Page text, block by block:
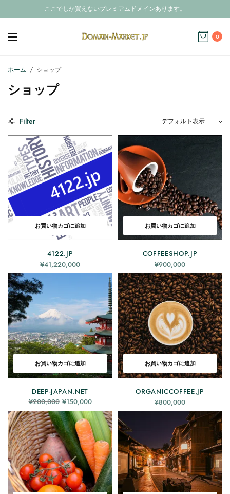
ここでしか買えないプレミアムドメインあります。
0
ホーム / ショップ
ショップ
Filter
お買い物カゴに追加
4122.JP
¥41,220,000
お買い物カゴに追加
COFFEESHOP.JP
¥900,000
お買い物カゴに追加
DEEP-JAPAN.NET
¥200,000 元の価格
は
¥200,000
でした。
¥150,000
格は
¥150,000
です。
お買い物カゴに追加
ORGANICCOFFEE.JP
¥800,000